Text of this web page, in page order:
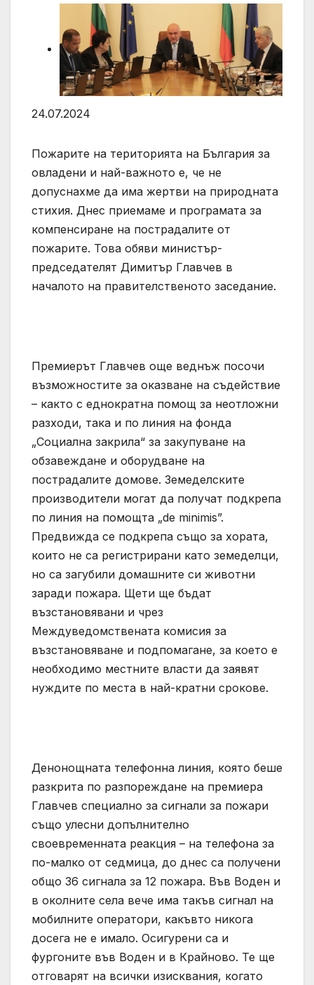
24.07.2024
Пожарите на територията на България за
овладени и най-важното е, че не
допуснахме да има жертви на природната
стихия. Днес приемаме и програмата за
компенсиране на пострадалите от
пожарите. Това обяви министър-
председателят Димитър Главчев в
началото на правителственото заседание.
Премиерът Главчев още веднъж посочи
възможностите за оказване на съдействие
– както с еднократна помощ за неотложни
разходи, така и по линия на фонда
„Социална закрила“ за закупуване на
обзавеждане и оборудване на
пострадалите домове. Земеделските
производители могат да получат подкрепа
по линия на помощта „de minimis”.
Предвижда се подкрепа също за хората,
които не са регистрирани като земеделци,
но са загубили домашните си животни
заради пожара. Щети ще бъдат
възстановявани и чрез
Междуведомствената комисия за
възстановяване и подпомагане, за което е
необходимо местните власти да заявят
нуждите по места в най-кратни срокове.
Денонощната телефонна линия, която беше
разкрита по разпореждане на премиера
Главчев специално за сигнали за пожари
също улесни допълнително
своевременната реакция – на телефона за
по-малко от седмица, до днес са получени
общо 36 сигнала за 12 пожара. Във Воден и
в околните села вече има такъв сигнал на
мобилните оператори, какъвто никога
досега не е имало. Осигурени са и
фургоните във Воден и в Крайново. Те ще
отговарят на всички изисквания, когато